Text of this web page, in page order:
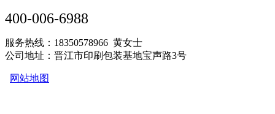
400-006-6988
服务热线：18350578966 黄女士
公司地址：晋江市印刷包装基地宝声路3号
网站地图